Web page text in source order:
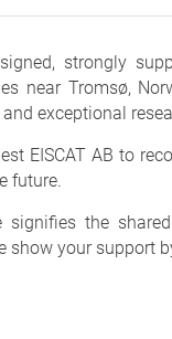
strongly
near Tromsø,
exceptional
EISCAT AB to
future.
signifies the
show your support